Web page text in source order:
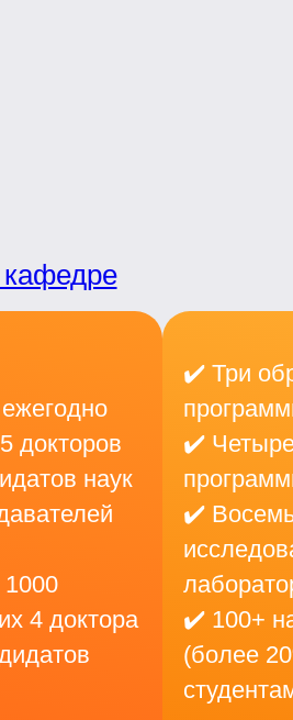
докторов
наук
4 доктора
✔️ Три
✔️
✔️
✔️ 100+
(более